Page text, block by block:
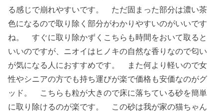
る感じで崩れやすいです。 ただ固まった部分は濃い茶
色になるので取り除く部分がわかりやすいのがいいです
ね。 すぐに取り除かずくこちらも時間をおいて取ると
いいのですが、ニオイはヒノキの自然な香りなので匂い
が気になる人におすすめです。 また何より軽いので女
性やシニアの方でも持ち運びが楽で価格も安価なのがグ
ッド。 こちらも粒が大きので床に落ちている砂を簡単
に取り除けるのが楽です。 この砂は我が家の猫ちゃん